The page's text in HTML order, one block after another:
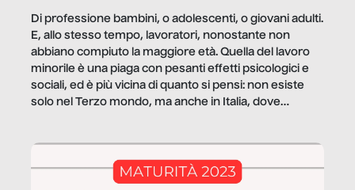
Di professione bambini, o adolescenti, o giovani adulti.
E, allo stesso tempo, lavoratori, nonostante non
abbiano compiuto la maggiore età. Quella del lavoro
minorile è una piaga con pesanti effetti psicologici e
sociali, ed è più vicina di quanto si pensi: non esiste
solo nel Terzo mondo, ma anche in Italia, dove